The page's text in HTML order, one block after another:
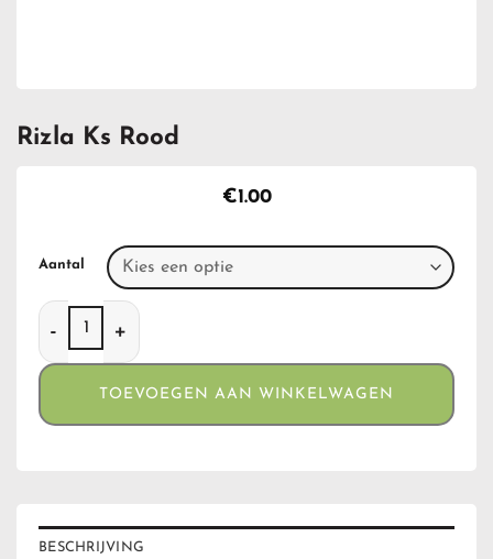
Rizla Ks Rood
€1.00
Aantal
Rizla Ks Rood aantal
TOEVOEGEN AAN WINKELWAGEN
BESCHRIJVING